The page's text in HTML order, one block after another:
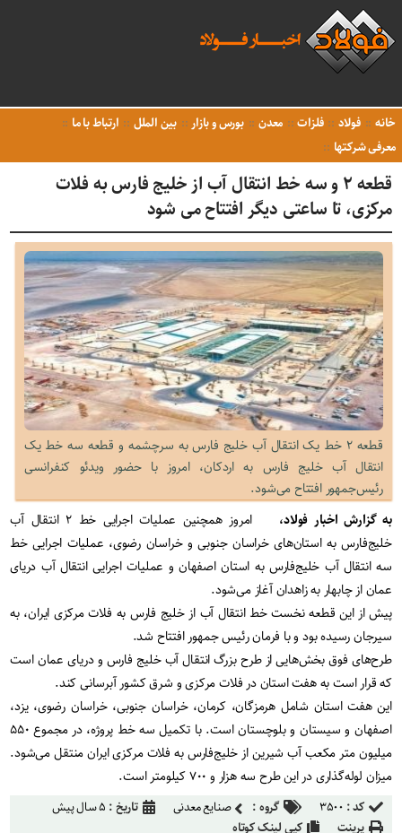
خانه فولاد فلزات معدن بورس و بازار بین الملل
ارتباط با ما
معرفی شرکتها
قطعه ۲ و سه خط انتقال آب از خلیج فارس به فلات
مرکزی، تا ساعتی دیگر افتتاح می شود
قطعه ۲ خط یک انتقال آب خلیج فارس به سرچشمه و قطعه سه خط یک
انتقال آب خلیج فارس به اردکان، امروز با حضور ویدئو کنفرانسی
رئیس‌جمهور افتتاح می‌شود.
به گزارش اخبار فولاد،
امروز همچنین عملیات اجرایی خط ۲ انتقال آب
خلیج‌فارس به استان‌های خراسان جنوبی و خراسان رضوی، عملیات اجرایی خط
سه انتقال آب خلیج‌فارس به استان اصفهان و عملیات اجرایی انتقال آب دریای
عمان از چابهار به زاهدان آغاز می‌شود.
پیش از این قطعه نخست خط انتقال آب از خلیج فارس به فلات مرکزی ایران، به
سیرجان رسیده بود و با فرمان رئیس جمهور افتتاح شد.
طرح‌های فوق بخش‌هایی از طرح بزرگ انتقال آب خلیج فارس و دریای عمان است
که قرار است به هفت استان در فلات مرکزی و شرق کشور آبرسانی کند.
این هفت استان شامل هرمزگان، کرمان، خراسان جنوبی، خراسان رضوی، یزد،
اصفهان و سیستان و بلوچستان است. با تکمیل سه خط پروژه، در مجموع ۵۵۰
میلیون متر مکعب آب شیرین از خلیج‌فارس به فلات مرکزی ایران منتقل می‌شود.
میزان لوله‌گذاری در این طرح سه هزار و ۷۰۰ کیلومتر است.
کد : ۳۵۰۰ گروه : صنایع معدنی تاریخ : ۵ سال پیش
پرینت
کپی لینک کوتاه